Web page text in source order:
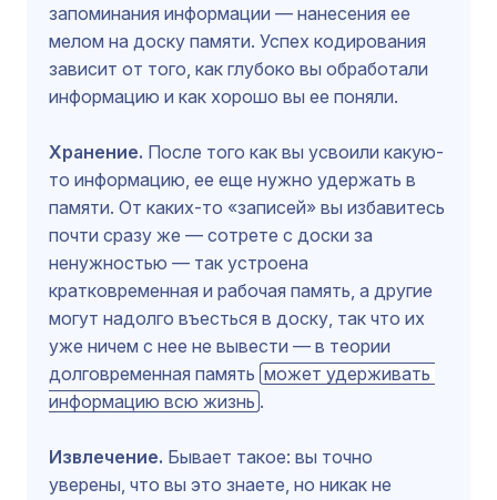
запоминания информации — нанесения ее
мелом на доску памяти. Успех кодирования
зависит от того, как глубоко вы обработали
информацию и как хорошо вы ее поняли.
Хранение. После того как вы усвоили какую-
то информацию, ее еще нужно удержать в
памяти. От каких-то «записей» вы избавитесь
почти сразу же — сотрете с доски за
ненужностью — так устроена
кратковременная и рабочая память, а другие
могут надолго въесться в доску, так что их
уже ничем с нее не вывести — в теории
долговременная память может удерживать
информацию всю жизнь .
Извлечение. Бывает такое: вы точно
уверены, что вы это знаете, но никак не